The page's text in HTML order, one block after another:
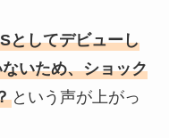
としてデビューし
いため、ショック
という声が上がっ